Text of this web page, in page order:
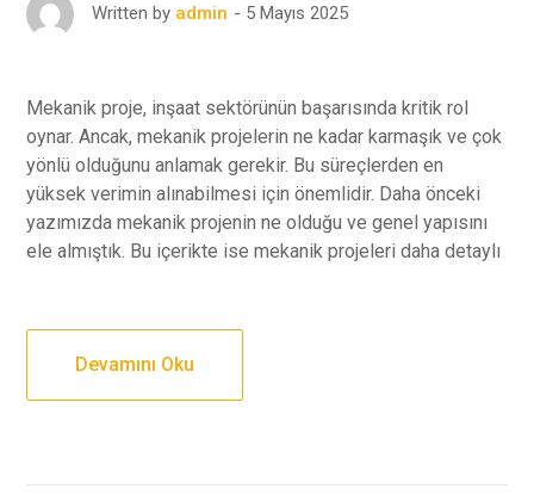
Written by admin 5 Mayıs 2025
Mekanik proje, inşaat sektörünün başarısında kritik rol
oynar. Ancak, mekanik projelerin ne kadar karmaşık ve çok
yönlü olduğunu anlamak gerekir. Bu süreçlerden en
yüksek verimin alınabilmesi için önemlidir. Daha önceki
yazımızda mekanik projenin ne olduğu ve genel yapısını
ele almıştık. Bu içerikte ise mekanik projeleri daha detaylı
Devamını Oku